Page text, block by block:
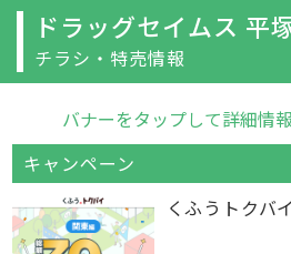
ドラッグセイムス 平
チラシ・特売情報
バナーをタップして詳細情
キャンペーン
くふうトクバ